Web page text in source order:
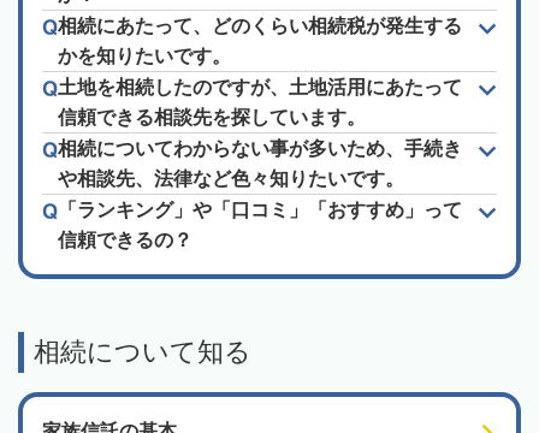
相続にあたって、どのくらい相続税が発生する
かを知りたいです。
土地を相続したのですが、土地活用にあたって
信頼できる相談先を探しています。
相続についてわからない事が多いため、手続き
や相談先、法律など色々知りたいです。
「ランキング」や「口コミ」「おすすめ」って
信頼できるの？
相続について知る